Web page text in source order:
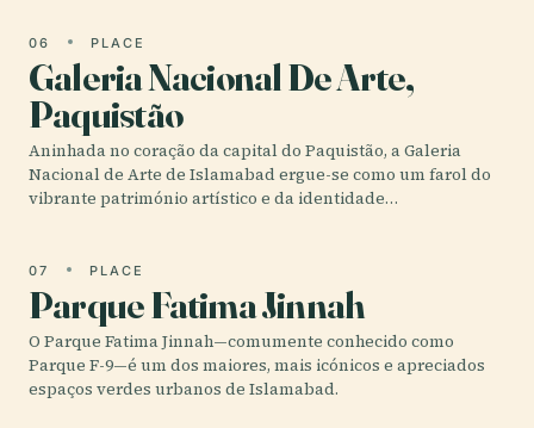
06 PLACE
Galeria Nacional De Arte,
Paquistão
Aninhada no coração da capital do Paquistão, a Galeria
Nacional de Arte de Islamabad ergue-se como um farol do
vibrante património artístico e da identidade…
07 PLACE
Parque Fatima Jinnah
O Parque Fatima Jinnah—comumente conhecido como
Parque F-9—é um dos maiores, mais icónicos e apreciados
espaços verdes urbanos de Islamabad.